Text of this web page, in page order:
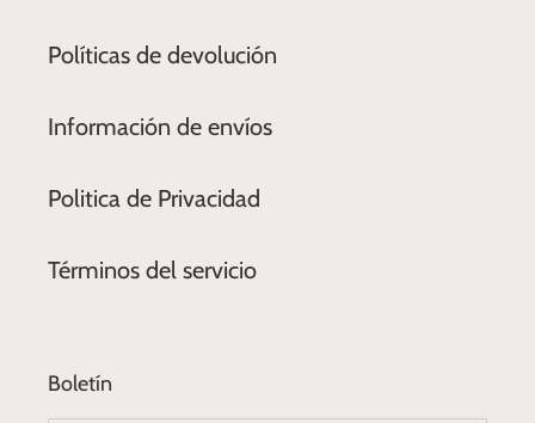
Políticas de devolución
Información de envíos
Politica de Privacidad
Términos del servicio
Boletín